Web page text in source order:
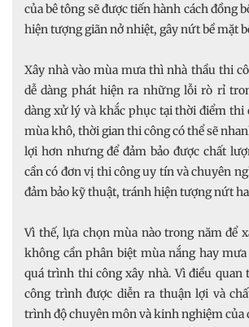
của bê tông sẽ được tiến hành cách đồng
hiện tượng giãn nở nhiệt, gây nứt bề mặt
Xây nhà vào mùa mưa thì nhà thầu thi
dễ dàng phát hiện ra những lỗi rò rỉ
dàng xử lý và khắc phục tại thời điểm thi
mùa khô, thời gian thi công có thể sẽ
lợi hơn nhưng để đảm bảo được chất
cần có đơn vị thi công uy tín và chuyên
đảm bảo kỹ thuật, tránh hiện tượng nứt
Vì thế, lựa chọn mùa nào trong năm để
không cần phân biệt mùa nắng hay
quá trình thi công xây nhà. Vì điều quan
công trình được diễn ra thuận lợi và
trình độ chuyên môn và kinh nghiệm của